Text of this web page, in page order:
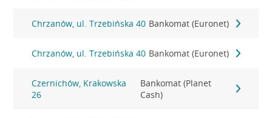
Chrzanów, ul. Trzebińska 40 Bankomat (Euronet)
Chrzanów, ul. Trzebińska 40 Bankomat (Euronet)
Czernichów, Krakowska
26
Bankomat (Planet
Cash)